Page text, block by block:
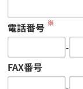
電話番号 ※
-
FAX番号